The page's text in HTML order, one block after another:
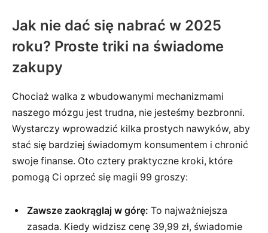
Jak nie dać się nabrać w 2025
roku? Proste triki na świadome
zakupy
Chociaż walka z wbudowanymi mechanizmami
naszego mózgu jest trudna, nie jesteśmy bezbronni.
Wystarczy wprowadzić kilka prostych nawyków, aby
stać się bardziej świadomym konsumentem i chronić
swoje finanse. Oto cztery praktyczne kroki, które
pomogą Ci oprzeć się magii 99 groszy:
Zawsze zaokrąglaj w górę: To najważniejsza
zasada. Kiedy widzisz cenę 39,99 zł, świadomie